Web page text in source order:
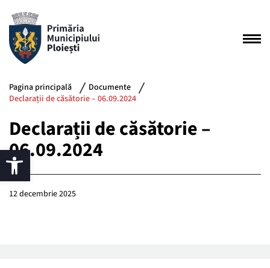
Pagina principală
Documente
Declarații de căsătorie – 06.09.2024
Declarații de căsătorie –
06.09.2024
12 decembrie 2025